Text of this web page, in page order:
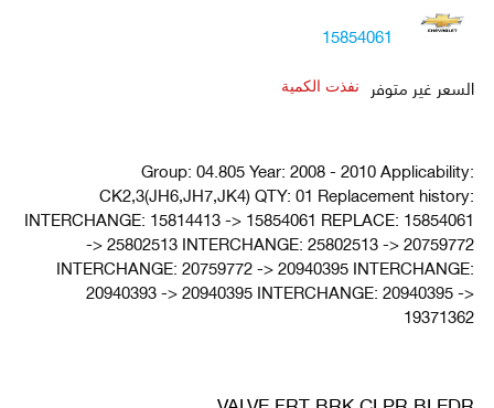
15854061
السعر غير متوفر
نفذت الكمية
Group: 04.805 Year: 2008 - 2010 Applicability:
CK2,3(JH6,JH7,JK4) QTY: 01 Replacement history:
INTERCHANGE: 15814413 -> 15854061 REPLACE: 15854061
-> 25802513 INTERCHANGE: 25802513 -> 20759772
INTERCHANGE: 20759772 -> 20940395 INTERCHANGE:
20940393 -> 20940395 INTERCHANGE: 20940395 ->
19371362